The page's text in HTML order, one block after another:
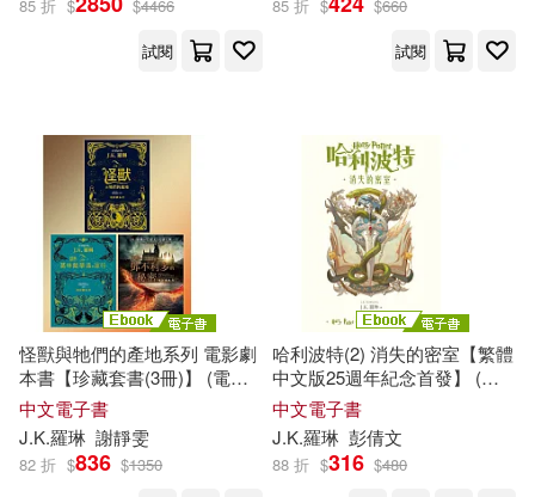
85 折 $ $4466
試閱
85 折 $ $660
試閱
怪獸與牠們的產地系列 電影劇
本書【珍藏套書(3冊)】 (電子
書)
中文電子書
J.K.羅琳 謝靜雯
82 折 $836 $1350
哈利波特(2) 消失的密室【繁體
中文版25週年紀念首發】 (電
子書)
中文電子書
J.K.羅琳 彭倩文
88 折 $316 $480